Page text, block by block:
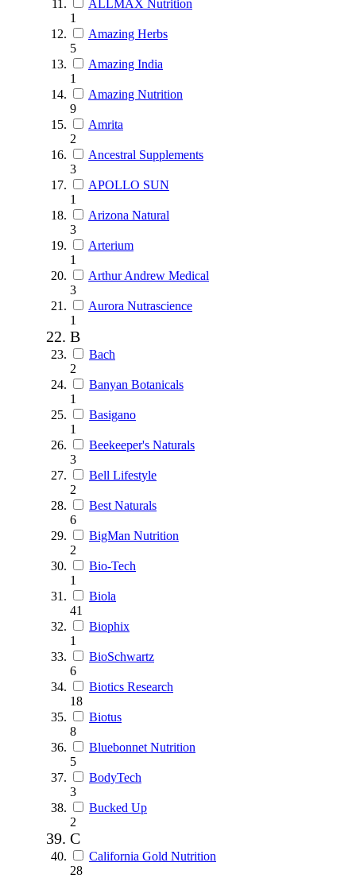
ALLMAX Nutrition
1
Amazing Herbs
5
Amazing India
1
Amazing Nutrition
9
Amrita
2
Ancestral Supplements
3
APOLLO SUN
1
Arizona Natural
3
Arterium
1
Arthur Andrew Medical
3
Aurora Nutrascience
1
B
Bach
2
Banyan Botanicals
1
Basigano
1
Beekeeper's Naturals
3
Bell Lifestyle
2
Best Naturals
6
BigMan Nutrition
2
Bio-Tech
1
Biola
41
Biophix
1
BioSchwartz
6
Biotics Research
18
Biotus
8
Bluebonnet Nutrition
5
BodyTech
3
Bucked Up
2
C
California Gold Nutrition
28